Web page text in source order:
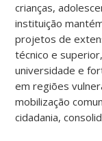
crianças,
instituição
projetos de
técnico e
universidade e
em regiões
mobilização
cidadania,